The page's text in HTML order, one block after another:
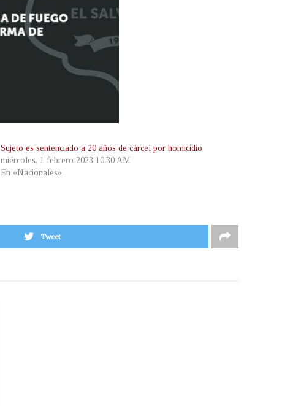
Sujeto es sentenciado a 20 años de cárcel por homicidio
miércoles, 1 febrero 2023 10:30 AM
En «Nacionales»
Tweet